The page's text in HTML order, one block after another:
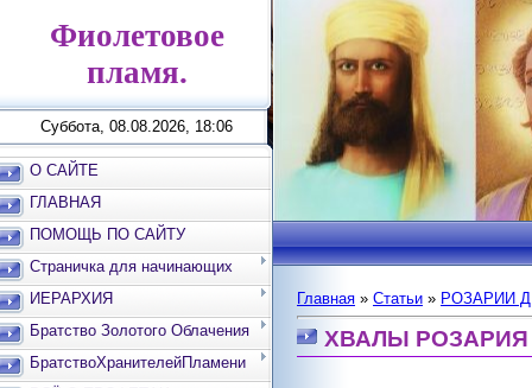
Фиолетовое
пламя.
Суббота, 08.08.2026, 18:06
О САЙТЕ
ГЛАВНАЯ
ПОМОЩЬ ПО САЙТУ
Страничка для начинающих
ИЕРАРХИЯ
Братство Золотого Облачения
БратствоХранителейПламени
Главная » Статьи » РОЗАРИИ
ХВАЛЫ РОЗАРИЯ